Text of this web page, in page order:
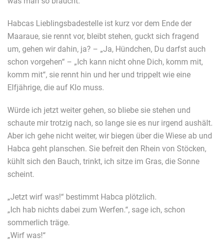
Habcas Lieblingsbadestelle ist kurz vor dem Ende der
Maaraue, sie rennt vor, bleibt stehen, guckt sich fragend
um, gehen wir dahin, ja? – „Ja, Hündchen, Du darfst auch
schon vorgehen“ – „Ich kann nicht ohne Dich, komm mit,
komm mit“, sie rennt hin und her und trippelt wie eine
Elfjährige, die auf Klo muss.
Würde ich jetzt weiter gehen, so bliebe sie stehen und
schaute mir trotzig nach, so lange sie es nur irgend aushält.
Aber ich gehe nicht weiter, wir biegen über die Wiese ab und
Habca geht planschen. Sie befreit den Rhein von Stöcken,
kühlt sich den Bauch, trinkt, ich sitze im Gras, die Sonne
scheint.
„Jetzt wirf was!“ bestimmt Habca plötzlich.
„Ich hab nichts dabei zum Werfen.“, sage ich, schon
sommerlich träge.
„Wirf was!“